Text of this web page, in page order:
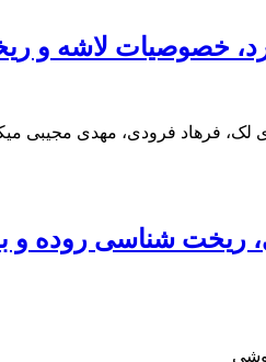
خصوصیات
لک، فرهاد فرودی، مهدی مجیبی
ریخت شناسی روده